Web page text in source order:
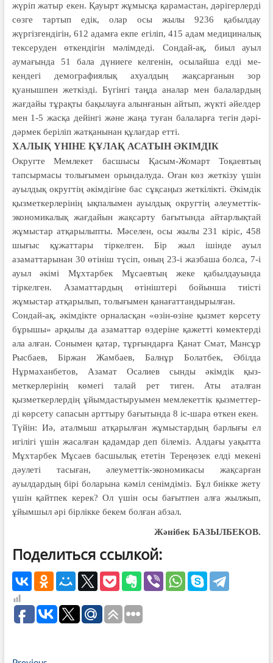
жүріп жатыр екен. Қауырт жұмысқа қарамастан, дәрігерлерді
сөзге тар­тып едік, олар осы жы­лы 9236 қа­был­дау
жүргізгендігін, 612 адамға екпе егіліп, 415 адам медициналық
тек­серуден өткендігін мәлімдеді. Сондай-ақ, биыл ауыл
аумағында 51 бала дүниеге келгенін, осылайша елді ме­­
кендегі демографиялық ахуалдың жақ­­сарғанын зор
қуанышпен жеткізді. Бүгінгі таңда аналар мен балалар­дың
жағдайы тұрақты бақылауға алынға­­нын айтып, жүкті әйелдер
мен 1-5 жасқа дейінгі және жаңа туған балалар­ға тегін дәрі-
дәрмек беріліп жатқаны­нан құлағдар етті.
ХАЛЫҚ ҮНІНЕ ҚҰЛАҚ АСАТЫН ӘКІМДІК
Округте Мемлекет басшысы Қасым-Жомарт Тоқаевтың
тапсыр­ма­сы толығымен орындалуда. Оған көз жеткізу үшін
ауылдық округтің әкімдігіне бас сұқсаңыз жеткілікті. Әкімдік
қызметкерлерінің ықпалы­мен ауылдық округтің әлеуметтік-
экономикалық жағдайын жақсарту ба­ғытында айтарлықтай
жұмыстар ат­қа­рылыпты. Мәселен, осы жылы 231 кіріс, 458
шығыс құжаттары тіркелген. Бір жыл ішінде ауыл
азаматтарынан 30 өтініш түсіп, оның 23-і жазбаша болса, 7-і
ауыл әкімі Мұхтарбек Мұсаев­тың жеке қабылдауында
тіркелген. Азаматтардың өтініштері бойынша тиісті
жұмыстар атқарылып, толығы­мен қанағаттандырылған.
Сондай-ақ, әкімдікте орналасқан «өзін-өзіне қызмет көрсету
бұрышы» арқылы да азаматтар өздеріне қажетті көмектерді
ала алған. Сонымен қатар, тұрғындарға Қанат Смат, Мансұр
Рысбаев, Біржан Жамбаев, Балнұр Болатбек, Әбілда
Нұрмаханбетов, Азамат Осалиев сынды әкімдік қыз­
меткерлерінің көмегі талай рет тиген. Аты аталған
қызметкерлердің ұйым­дастыруымен мемлекеттік қызметтер­­
ді көрсету сапасын арттыру бағытында 8 іс-шара өткен екен.
Түйін: Иә, аталмыш атқарылған жұ­мыс­тардың барлығы ел
игілігі үшін жа­салған қадамдар деп білеміз. Алдағы уақытта
Мұхтарбек Мұсаев басшы­­­лық ететін Тереңөзек елді мекені
дәулеті тасыған, әлеуметтік-экономикасы жақ­сарған
ауылдардың бірі боларына кәміл сенімдіміз. Бұл биікке жету
үшін қайтпек керек? Ол үшін осы ба­ғыт­пен алға жылжып,
ұйымшыл әрі бірлікке бекем болған абзал.
Жәнібек БАЗЫЛБЕКОВ.
Поделиться ссылкой: